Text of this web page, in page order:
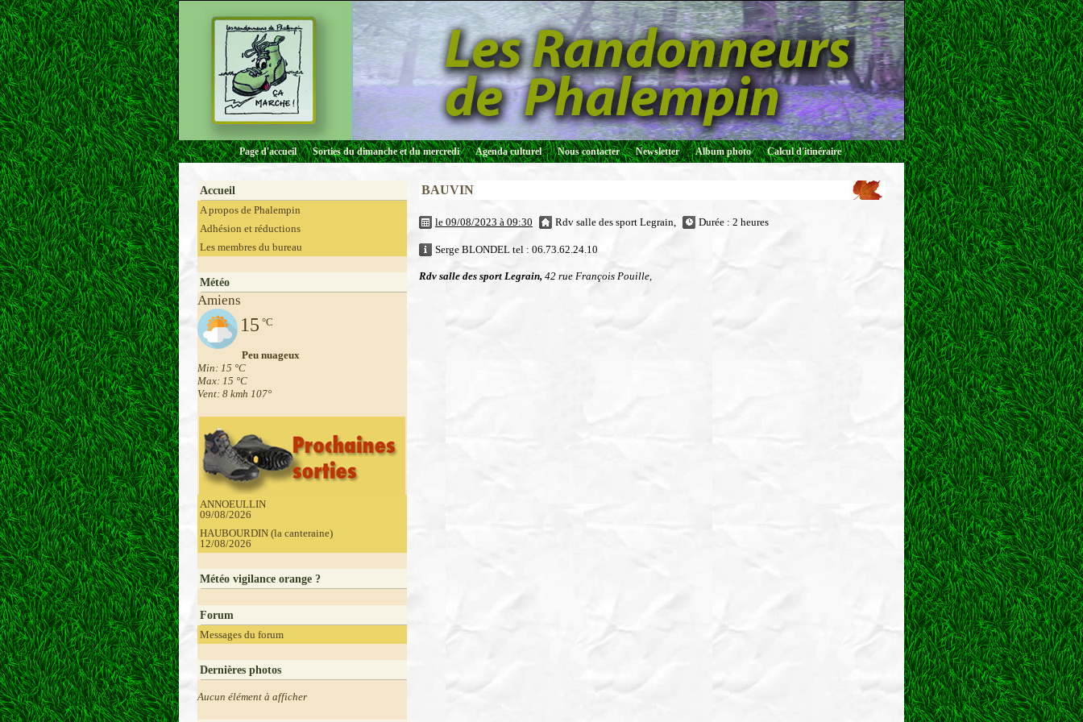
Page d'accueil Sorties du dimanche et du mercredi Agenda culturel Nous contacter Newsletter Album photo Calcul d'itinéraire
Accueil
A propos de Phalempin
Adhésion et réductions
Les membres du bureau
Météo
Amiens
15 °C
Peu nuageux
Min: 15 °C
Max: 15 °C
Vent: 8 kmh 107°
ANNOEULLIN
09/08/2026
HAUBOURDIN (la canteraine)
12/08/2026
Météo vigilance orange ?
Forum
Messages du forum
Dernières photos
Aucun élément à afficher
BAUVIN
le 09/08/2023 à 09:30 Rdv salle des sport Legrain, Durée : 2 heures
Serge BLONDEL tel : 06.73.62.24.10
Rdv salle des sport Legrain, 42 rue François Pouille,